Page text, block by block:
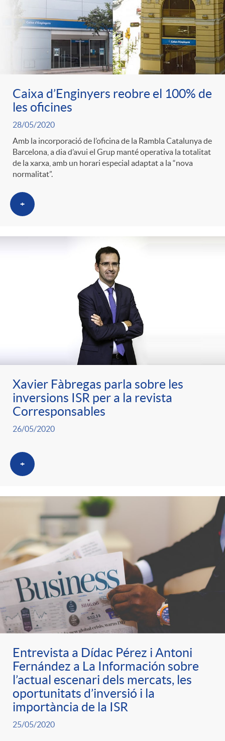
S
a
l
a
d
n
s
a
ó
e
r
c
a
t
e
i
e
s
n
d
o
A
n
F
i
l
t
r
C
a
t
e
g
o
c
a
d
o
r
d
n
t
i
n
g
u
t
s
Caixa d’Enginyers reobre el 100% de
les oficines
28/05/2020
Amb la incorporació de l’oficina de la Rambla Catalunya de
Barcelona, a dia d’avui el Grup manté operativa la totalitat
de la xarxa, amb un horari especial adaptat a la “nova
normalitat”.
+
Xavier Fàbregas parla sobre les
inversions ISR per a la revista
Corresponsables
26/05/2020
+
Entrevista a Dídac Pérez i Antoni
Fernández a La Información sobre
l’actual escenari dels mercats, les
oportunitats d’inversió i la
importància de la ISR
25/05/2020